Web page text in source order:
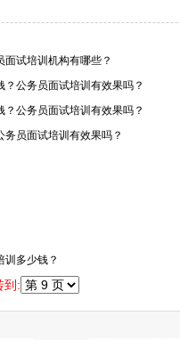
试培训机构有哪些？
公务员面试培训有效果吗？
公务员面试培训有效果吗？
员面试培训有效果吗？
多少钱？
: